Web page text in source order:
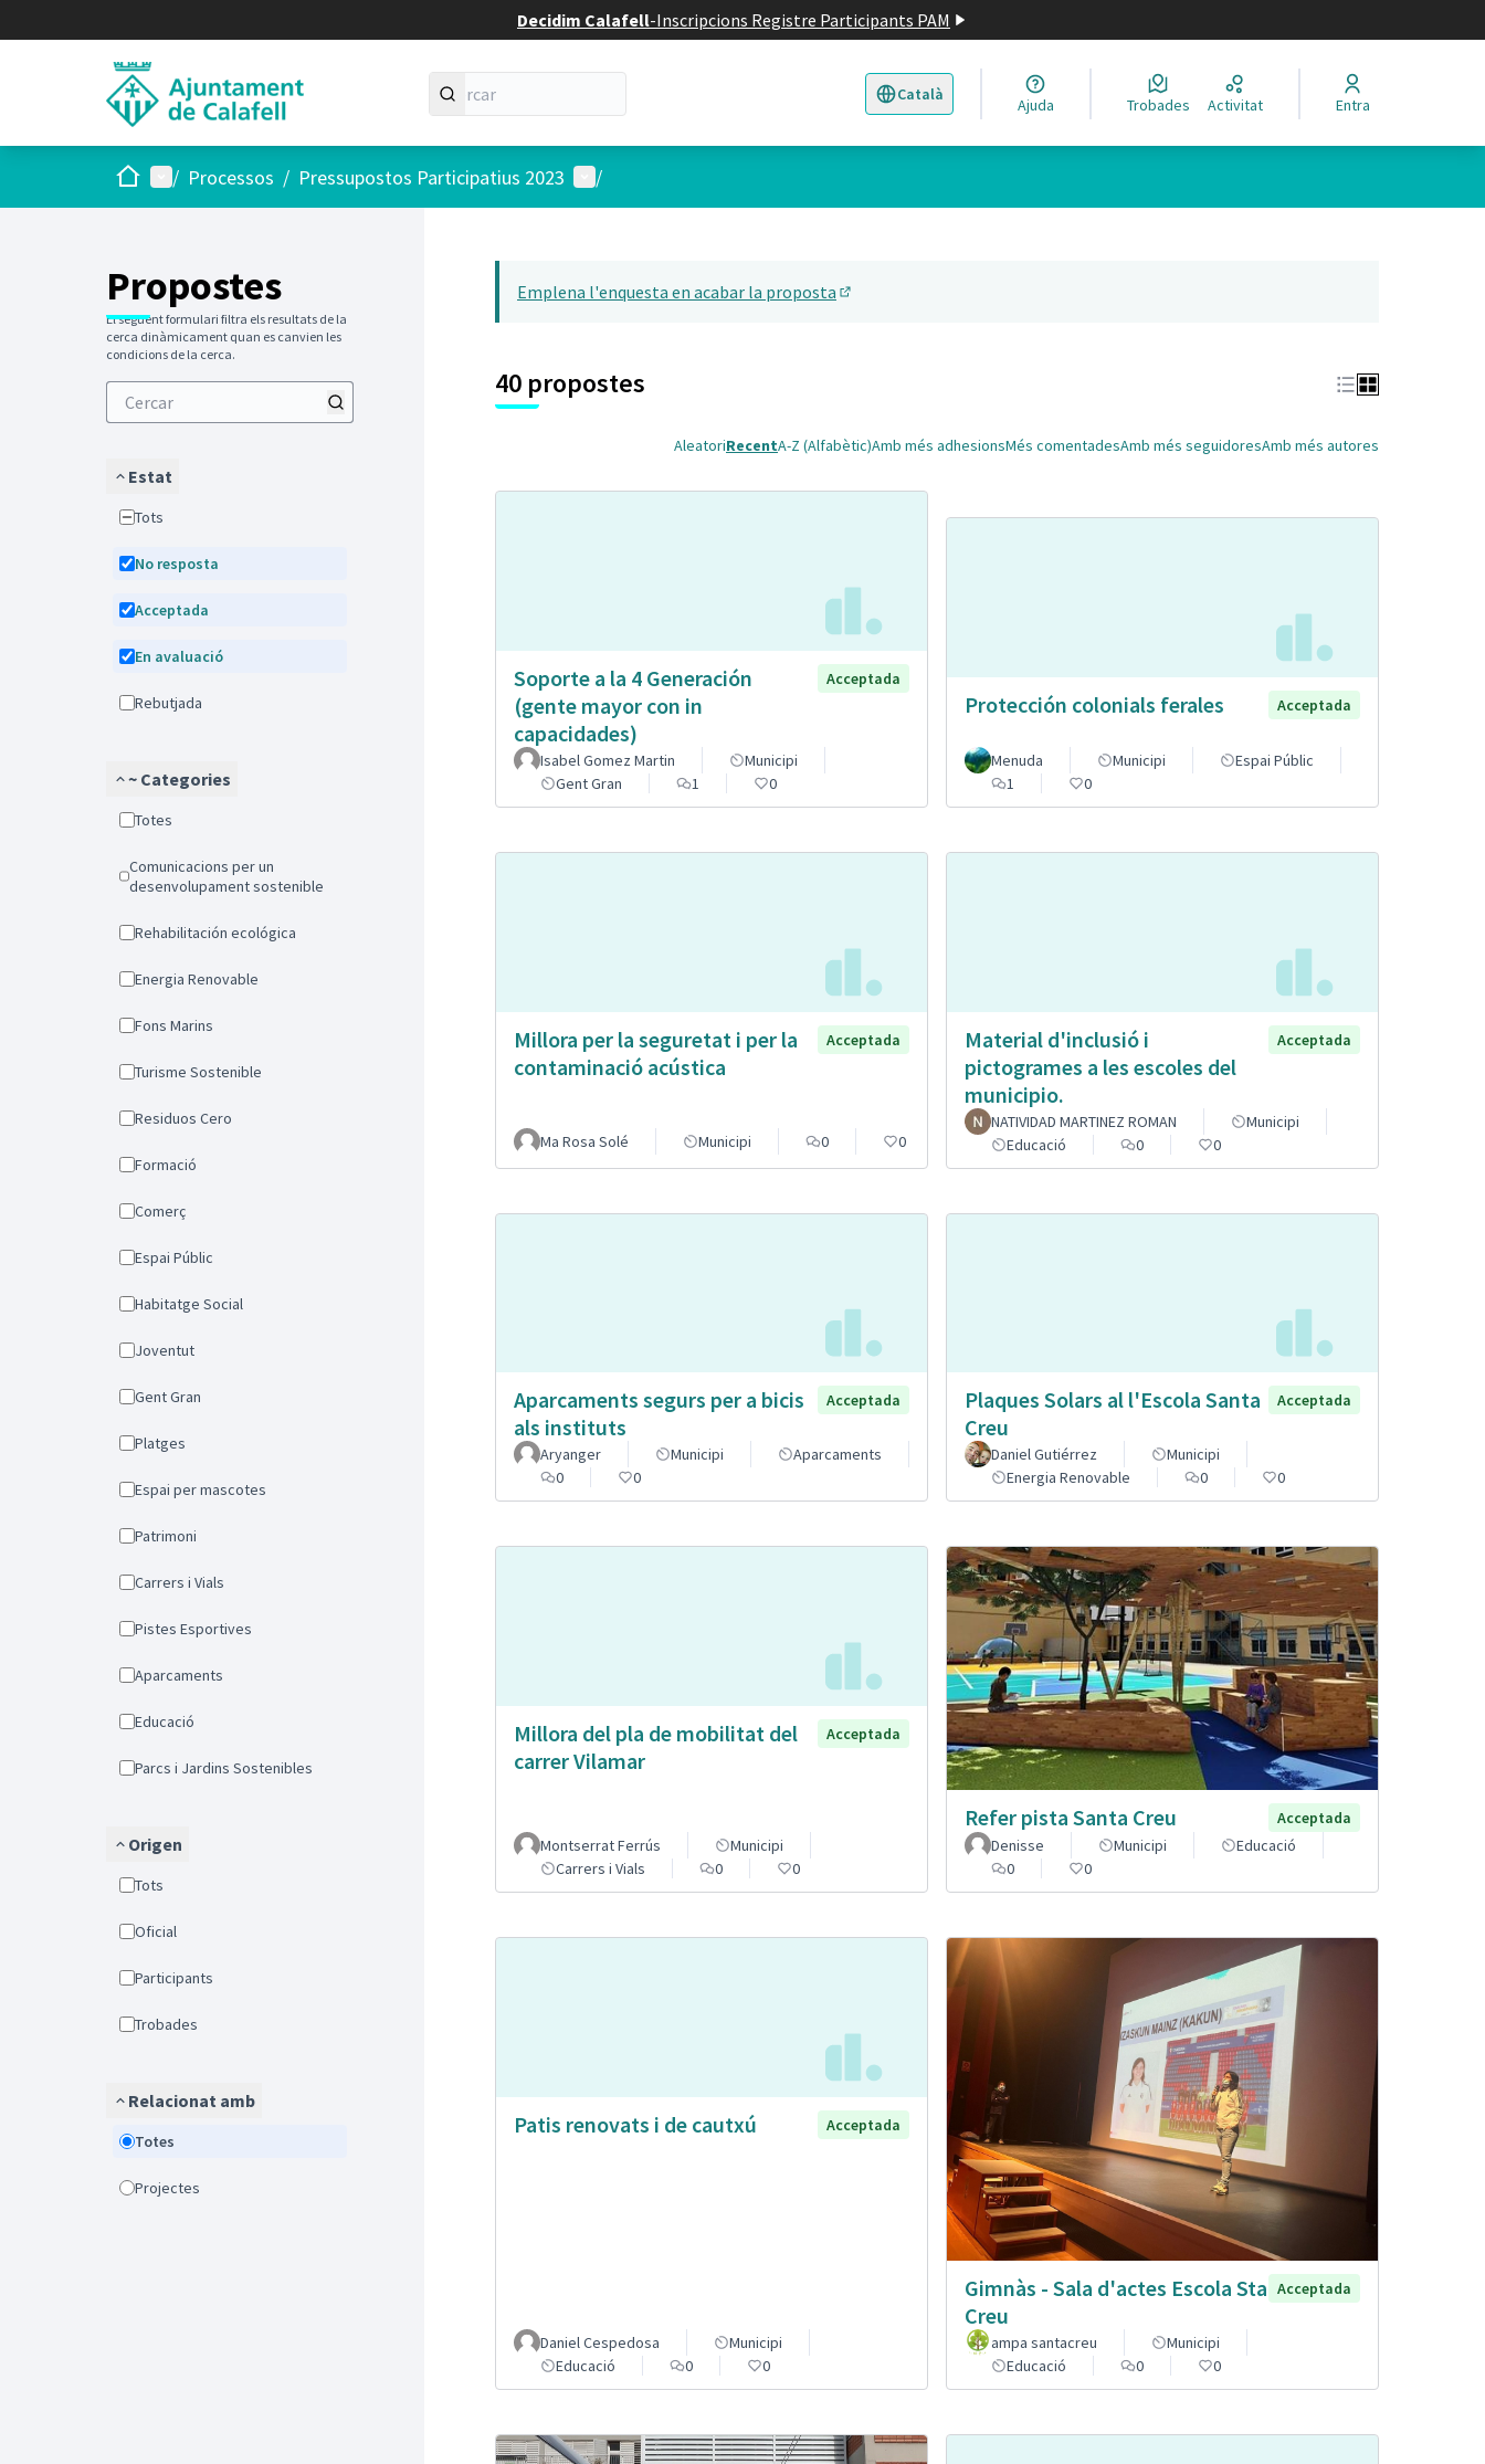
Decidim Calafell-Inscripcions Registre Participants PAM
Català
Triar la llengua Elegir el idioma
Ajuda Trobades Activitat Entra
Inici Menú principal
/ Processos / Pressupostos Participatius 2023 Menú d'usuari
/
Propostes
El següent formulari filtra els resultats de la
cerca dinàmicament quan es canvien les
condicions de la cerca.
Estat
Tots
No resposta
Acceptada
En avaluació
Rebutjada
~ Categories
Totes
Comunicacions per un
desenvolupament sostenible
Rehabilitación ecológica
Energia Renovable
Fons Marins
Turisme Sostenible
Residuos Cero
Formació
Comerç
Espai Públic
Habitatge Social
Joventut
Gent Gran
Platges
Espai per mascotes
Patrimoni
Carrers i Vials
Pistes Esportives
Aparcaments
Educació
Parcs i Jardins Sostenibles
Origen
Tots
Oficial
Participants
Trobades
Relacionat amb
Totes
Projectes
22
Emplena l'enquesta en acabar la proposta
40 propostes
AleatoriRecentA-Z (Alfabètic)Amb més adhesionsMés comentadesAmb més seguidoresAmb més autores
Soporte a la 4 Generación
(gente mayor con in
capacidades)
Acceptada
Isabel Gomez Martin
Municipi
Gent Gran
1 0
Protección colonials ferales Acceptada
Menuda Municipi
Espai Públic
1
0
Millora per la seguretat i per la
contaminació acústica
Acceptada
Ma Rosa Solé Municipi 0 0
Material d'inclusió i
pictogrames a les escoles del
municipio.
Acceptada
NATIVIDAD MARTINEZ ROMAN
Municipi
Educació
0 0
Aparcaments segurs per a bicis
als instituts
Acceptada
Aryanger Municipi
Aparcaments
0
0
Plaques Solars al l'Escola Santa
Creu
Acceptada
Daniel Gutiérrez
Municipi
Energia Renovable
0 0
Millora del pla de mobilitat del
carrer Vilamar
Acceptada
Montserrat Ferrús
Municipi
Carrers i Vials
0 0
Refer pista Santa Creu
Acceptada
Denisse
Municipi
Educació
0
0
Patis renovats i de cautxú Acceptada
Daniel Cespedosa
Municipi
Educació
0 0
Gimnàs - Sala d'actes Escola Sta
Creu
Acceptada
ampa santacreu
Municipi
Educació
0 0